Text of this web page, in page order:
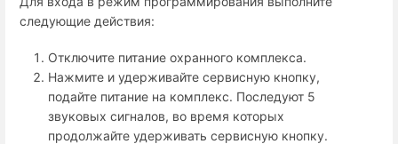
следующие действия:
Отключите питание охранного комплекса.
Нажмите и удерживайте сервисную кнопку,
подайте питание на комплекс. Последуют 5
звуковых сигналов, во время которых
продолжайте удерживать сервисную кнопку.